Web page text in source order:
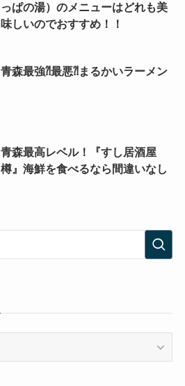
っぱの湯）のメニューはどれも美
味しいのでおすすめ！！
青森最強⁈最悪⁈まるかいラーメン
青森最高レベル！『すし居酒屋
樽』海鮮を食べるなら間違いなし